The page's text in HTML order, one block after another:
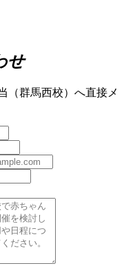
せ
（群馬西校）へ直接メ